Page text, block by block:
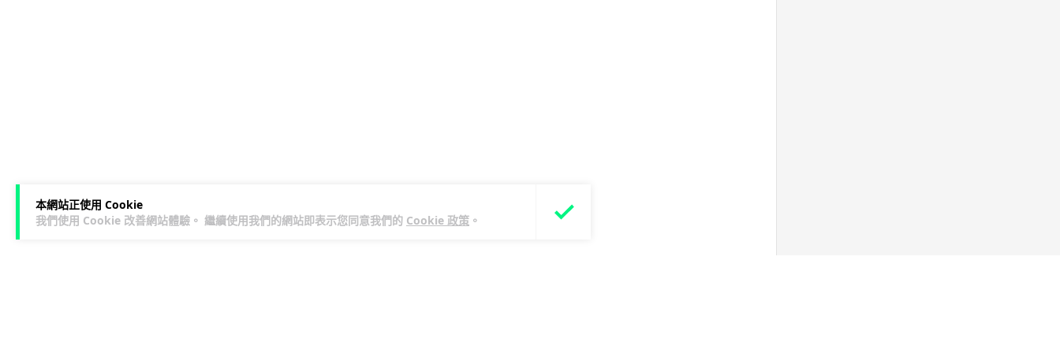
本網站正使用 Cookie
我們使用 Cookie 改善網站體驗。 繼續使用我們的網站即表示您同意我們的 Cookie 政策 。